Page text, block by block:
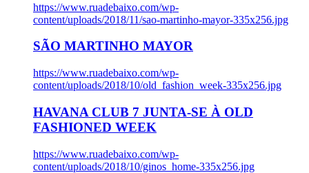
https://www.ruadebaixo.com/wp-
content/uploads/2018/11/sao-martinho-mayor-335x256.jpg
SÃO MARTINHO MAYOR
https://www.ruadebaixo.com/wp-
content/uploads/2018/10/old_fashion_week-335x256.jpg
HAVANA CLUB 7 JUNTA-SE À OLD
FASHIONED WEEK
https://www.ruadebaixo.com/wp-
content/uploads/2018/10/ginos_home-335x256.jpg